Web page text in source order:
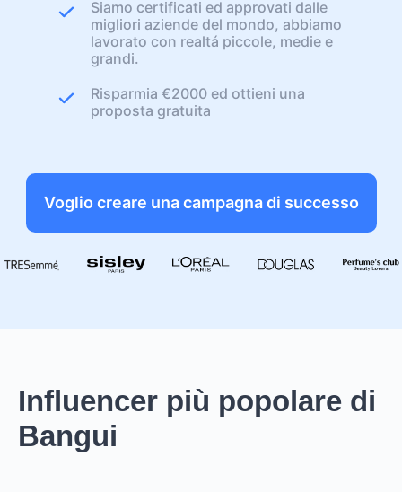
Siamo certificati ed approvati dalle
migliori aziende del mondo, abbiamo
lavorato con realtá piccole, medie e
grandi.
Risparmia €2000 ed ottieni una
proposta gratuita
Voglio creare una campagna di successo
Influencer più popolare di
Bangui